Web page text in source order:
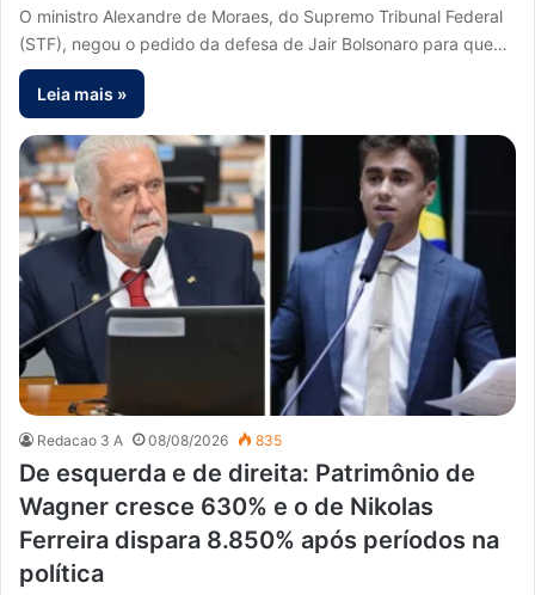
O ministro Alexandre de Moraes, do Supremo Tribunal Federal
(STF), negou o pedido da defesa de Jair Bolsonaro para que…
Leia mais »
Redacao 3 A 08/08/2026 835
De esquerda e de direita: Patrimônio de
Wagner cresce 630% e o de Nikolas
Ferreira dispara 8.850% após períodos na
política